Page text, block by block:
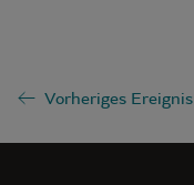
Vorheriges Ereignis